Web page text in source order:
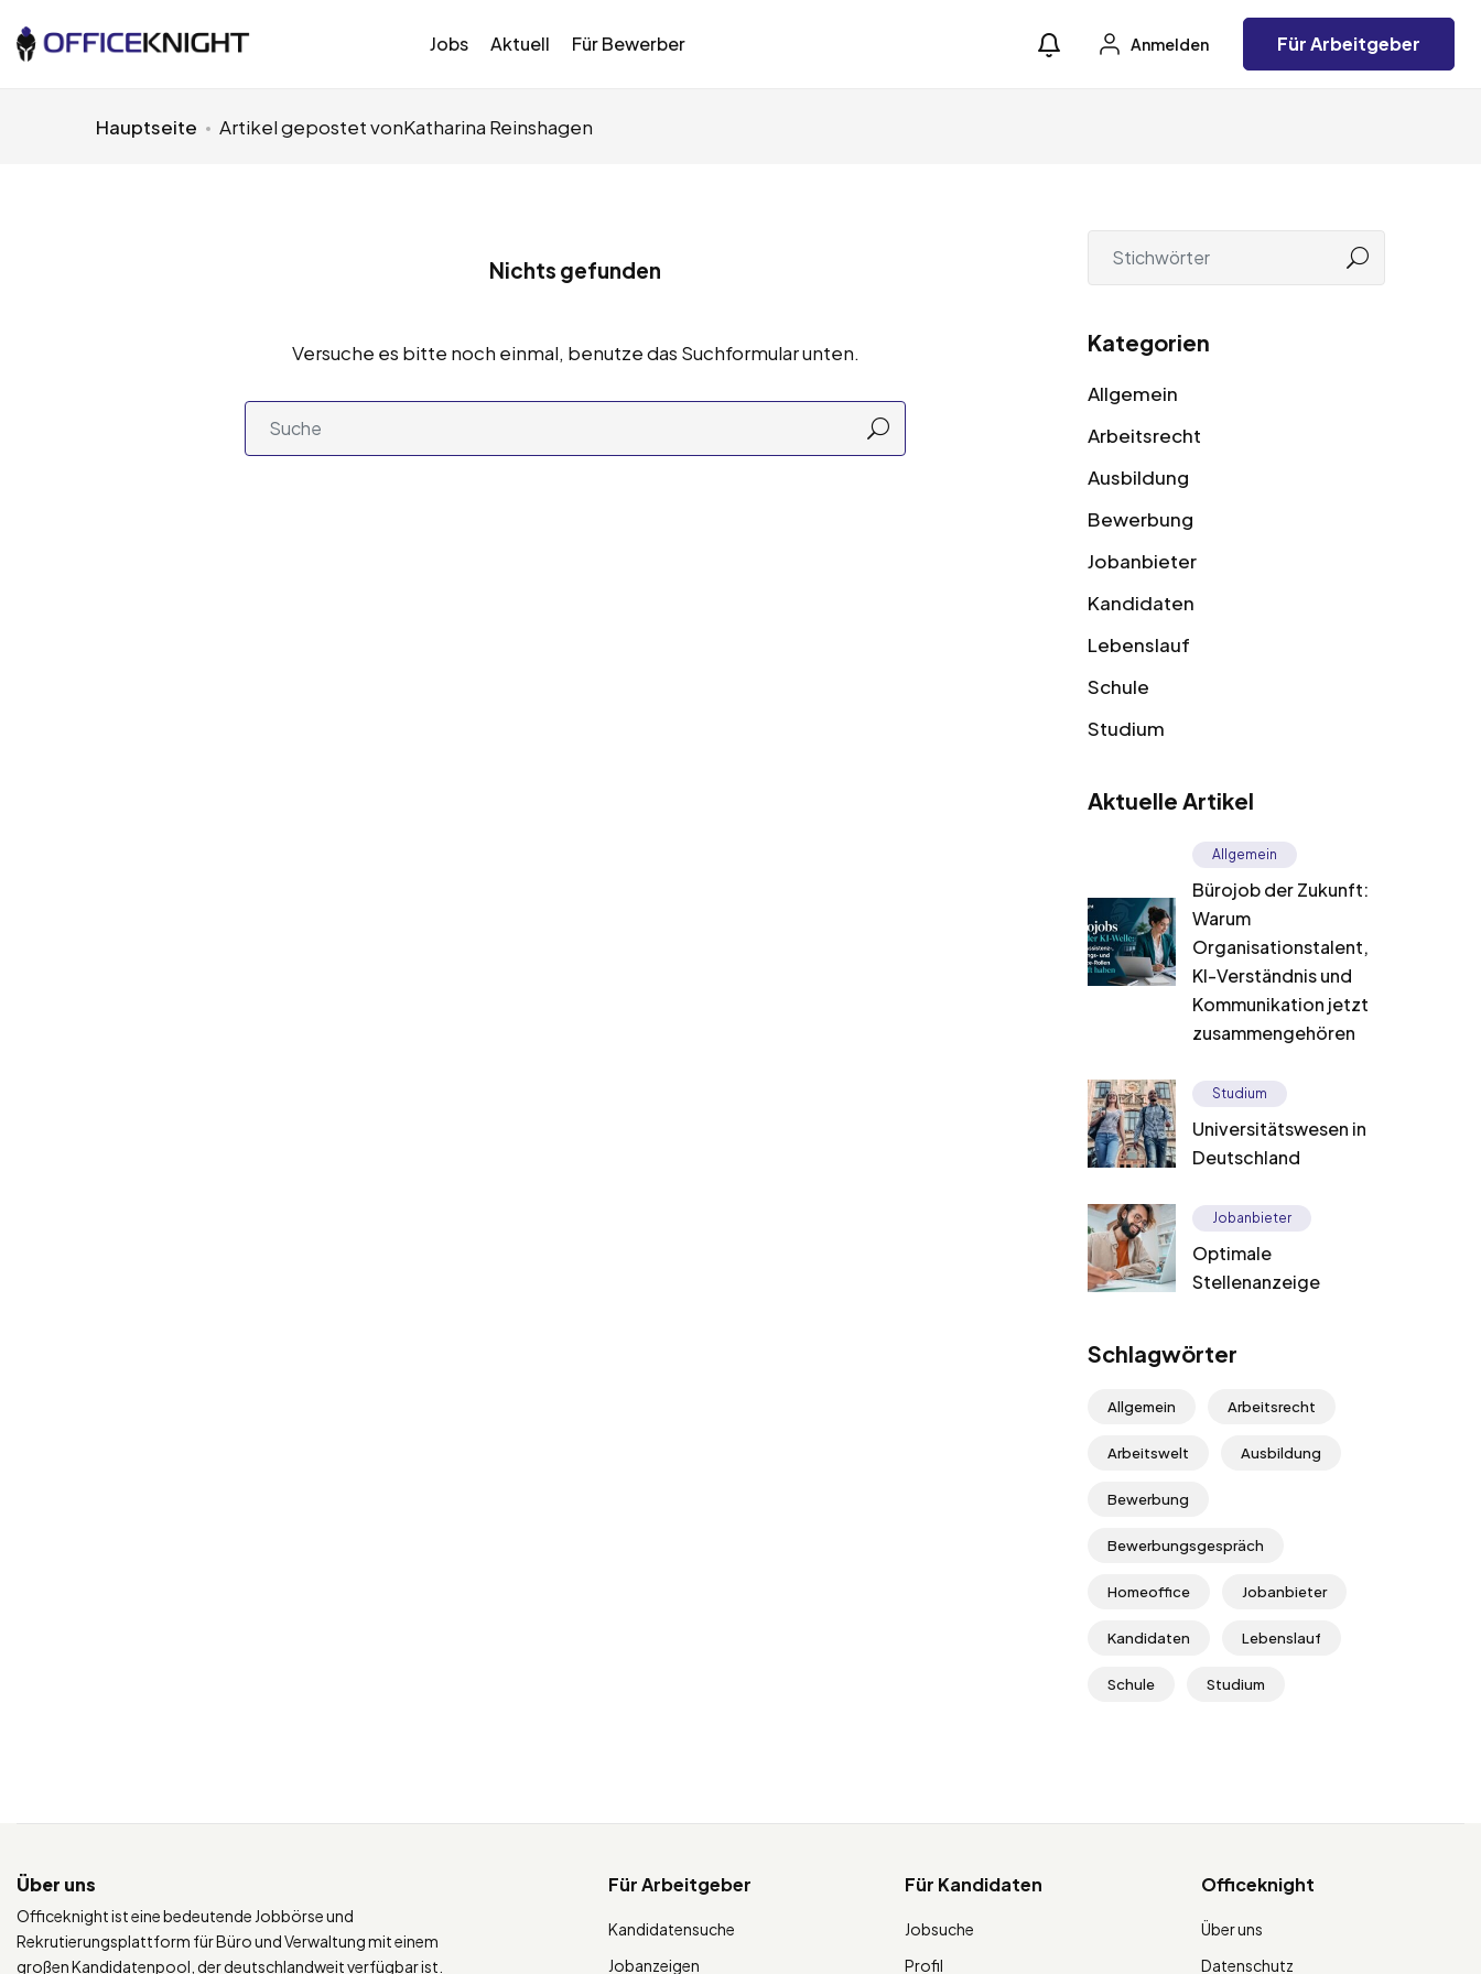
Jobs Aktuell Für Bewerber Anmelden Für Arbeitgeber
Hauptseite Artikel gepostet vonKatharina Reinshagen
Nichts gefunden
Versuche es bitte noch einmal, benutze das Suchformular unten. Kategorien
Allgemein
Arbeitsrecht
Ausbildung
Bewerbung
Jobanbieter
Kandidaten
Lebenslauf
Schule
Studium
Aktuelle Artikel
Allgemein
Bürojob der Zukunft:
Warum
Organisationstalent,
KI-Verständnis und
Kommunikation jetzt
zusammengehören
Studium
Universitätswesen in
Deutschland
Jobanbieter
Optimale
Stellenanzeige
Schlagwörter
Allgemein Arbeitsrecht
Arbeitswelt Ausbildung
Bewerbung
Bewerbungsgespräch
Homeoffice Jobanbieter
Kandidaten Lebenslauf
Schule Studium
Über uns
Officeknight ist eine bedeutende Jobbörse und
Rekrutierungsplattform für Büro und Verwaltung mit einem
großen Kandidatenpool, der deutschlandweit verfügbar ist.
Für Arbeitgeber
Kandidatensuche
Jobanzeigen
Für Kandidaten
Jobsuche
Profil
Officeknight
Über uns
Datenschutz